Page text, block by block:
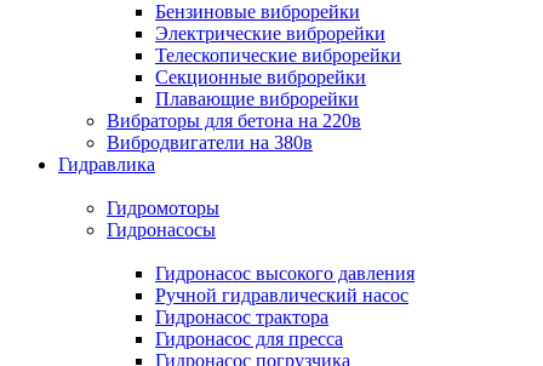
Бензиновые виброрейки
Электрические виброрейки
Телескопические виброрейки
Секционные виброрейки
Плавающие виброрейки
Вибраторы для бетона на 220в
Вибродвигатели на 380в
Гидравлика
Гидромоторы
Гидронасосы
Гидронасос высокого давления
Ручной гидравлический насос
Гидронасос трактора
Гидронасос для пресса
Гидронасос погрузчика